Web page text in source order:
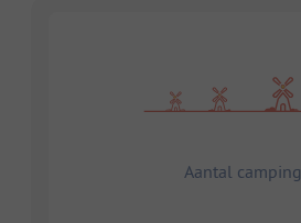
Aantal